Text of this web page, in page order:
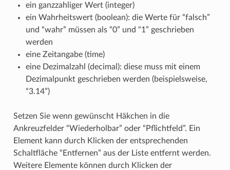
ein ganzzahliger Wert (integer)
ein Wahrheitswert (boolean): die Werte für “falsch”
und “wahr” müssen als “0” und “1” geschrieben
werden
eine Zeitangabe (time)
eine Dezimalzahl (decimal): diese muss mit einem
Dezimalpunkt geschrieben werden (beispielsweise,
“3.14”)
Setzen Sie wenn gewünscht Häkchen in die
Ankreuzfelder “Wiederholbar” oder “Pflichtfeld”. Ein
Element kann durch Klicken der entsprechenden
Schaltfläche “Entfernen” aus der Liste entfernt werden.
Weitere Elemente können durch Klicken der